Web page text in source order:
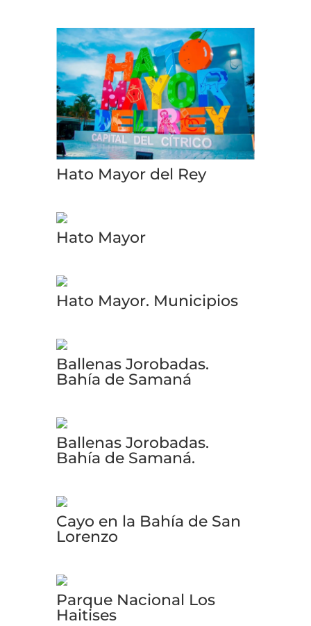
Hato Mayor del Rey
Hato Mayor
Hato Mayor. Municipios
Ballenas Jorobadas.
Bahía de Samaná
Ballenas Jorobadas.
Bahía de Samaná.
Cayo en la Bahía de San
Lorenzo
Parque Nacional Los
Haitises